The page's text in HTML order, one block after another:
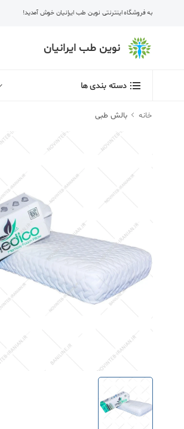
به فروشگاه اینترنتی نوین طب ایرانیان خوش آمدید!
نوین طب ایرانیان
دسته بندی ها
خانه بالش طبی